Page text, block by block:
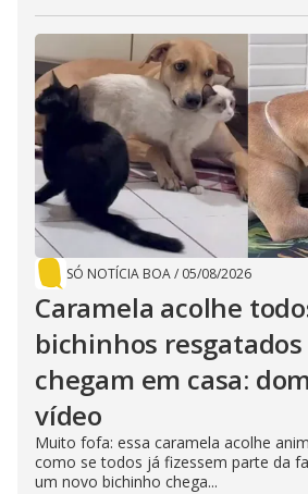
SÓ NOTÍCIA BOA/ 05/08/2026
Caramela acolhe
bichinhos
chegam em casa:
vídeo
Muito fofa: essa caramela acolhe
como se todos já fizessem parte da
um novo bichinho chega...